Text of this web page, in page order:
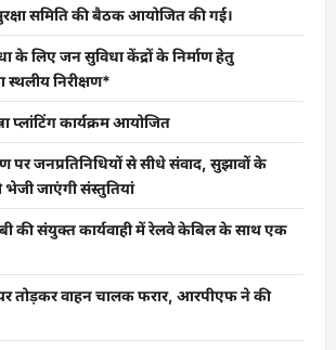
समिति की बैठक आयोजित की गई।
के लिए जन सुविधा केंद्रों के निर्माण हेतु
स्थलीय निरीक्षण*
प्लांटिंग कार्यक्रम आयोजित
पर जनप्रतिनिधियों से सीधे संवाद, सुझावों के
जाएंगी संस्तुतियां
की संयुक्त कार्यवाही में रेलवे केबिल के साथ एक
तोड़कर वाहन चालक फरार, आरपीएफ ने की